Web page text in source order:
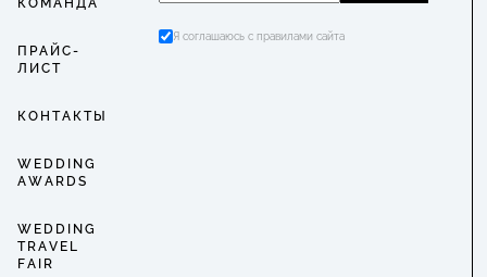
КОМАНДА
ПРАЙС-
ЛИСТ
КОНТАКТЫ
WEDDING
AWARDS
WEDDING
TRAVEL
FAIR
Я соглашаюсь с правилами сайта